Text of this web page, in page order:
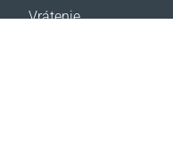
Vrátenie